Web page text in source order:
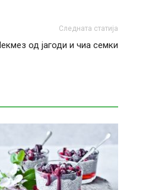
Следната статија
од јагоди и чиа семки